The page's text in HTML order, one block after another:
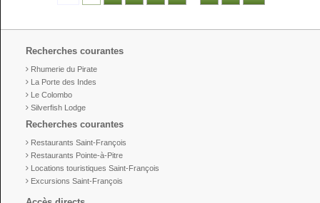
Recherches courantes
Rhumerie du Pirate
La Porte des Indes
Le Colombo
Silverfish Lodge
Recherches courantes
Restaurants Saint-François
Restaurants Pointe-à-Pitre
Locations touristiques Saint-François
Excursions Saint-François